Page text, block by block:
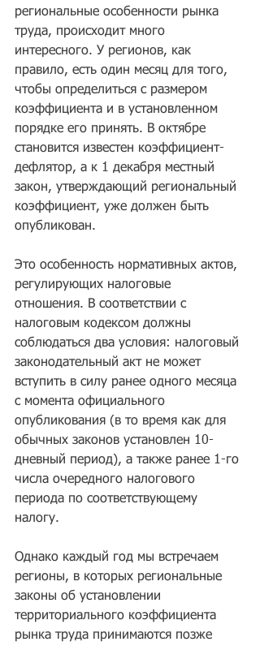
региональные особенности рынка
труда, происходит много
интересного. У регионов, как
правило, есть один месяц для того,
чтобы определиться с размером
коэффициента и в установленном
порядке его принять. В октябре
становится известен коэффициент-
дефлятор, а к 1 декабря местный
закон, утверждающий региональный
коэффициент, уже должен быть
опубликован.
Это особенность нормативных актов,
регулирующих налоговые
отношения. В соответствии с
налоговым кодексом должны
соблюдаться два условия: налоговый
законодательный акт не может
вступить в силу ранее одного месяца
с момента официального
опубликования (в то время как для
обычных законов установлен 10-
дневный период), а также ранее 1-го
числа очередного налогового
периода по соответствующему
налогу.
Однако каждый год мы встречаем
регионы, в которых региональные
законы об установлении
территориального коэффициента
рынка труда принимаются позже